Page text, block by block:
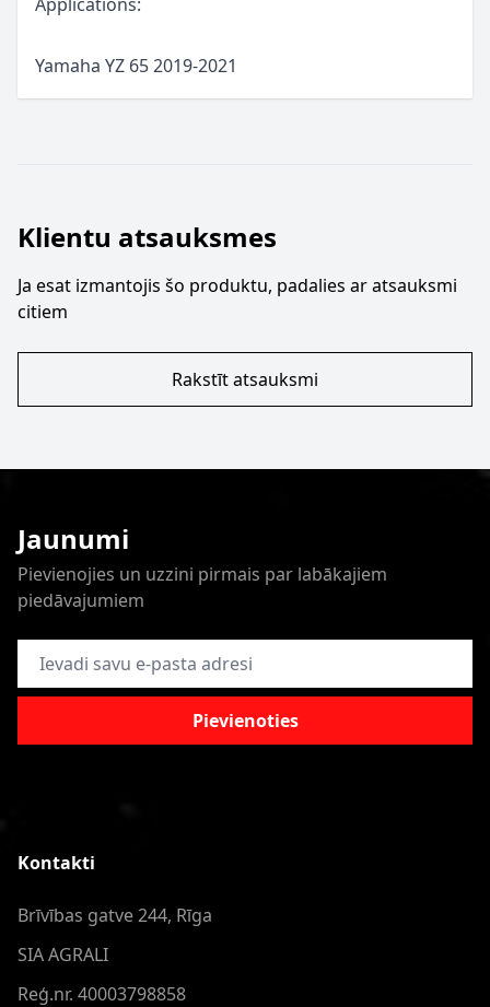
Yamaha YZ 65 2019-2021
Klientu atsauksmes
Ja esat izmantojis šo produktu, padalies ar atsauksmi
citiem
Rakstīt atsauksmi
Jaunumi
Pievienojies un uzzini pirmais par labākajiem
piedāvajumiem
E-pasta adrese
Pievienoties
Kontakti
Brīvības gatve 244, Rīga
SIA AGRALI
Reģ.nr. 40003798858